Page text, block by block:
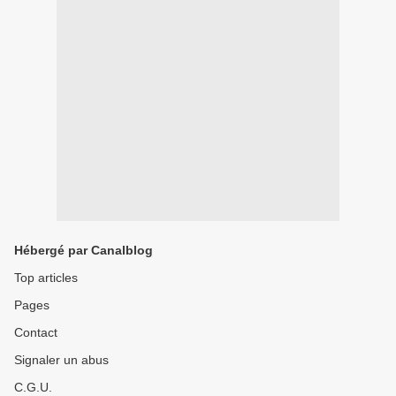
Hébergé par Canalblog
Top articles
Pages
Contact
Signaler un abus
C.G.U.